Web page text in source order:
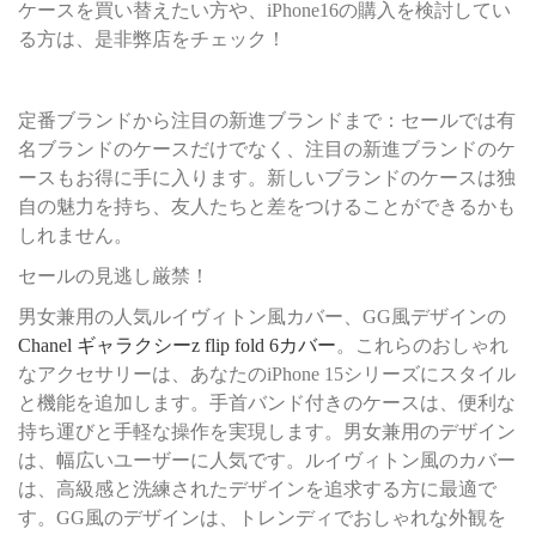
ケースを買い替えたい方や、iPhone16の購入を検討してい
る方は、是非弊店をチェック！
定番ブランドから注目の新進ブランドまで：セールでは有
名ブランドのケースだけでなく、注目の新進ブランドのケ
ースもお得に手に入ります。新しいブランドのケースは独
自の魅力を持ち、友人たちと差をつけることができるかも
しれません。
セールの見逃し厳禁！
男女兼用の人気ルイヴィトン風カバー、GG風デザインの
Chanel ギャラクシーz flip fold 6カバー。これらのおしゃれ
なアクセサリーは、あなたのiPhone 15シリーズにスタイル
と機能を追加します。手首バンド付きのケースは、便利な
持ち運びと手軽な操作を実現します。男女兼用のデザイン
は、幅広いユーザーに人気です。ルイヴィトン風のカバー
は、高級感と洗練されたデザインを追求する方に最適で
す。GG風のデザインは、トレンディでおしゃれな外観を